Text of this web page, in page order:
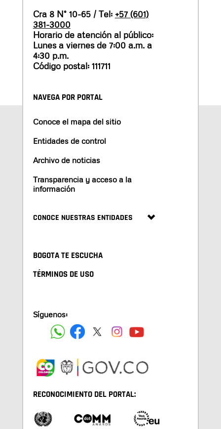
Cra 8 N° 10-65 / Tel: +57 (601)
381-3000
Horario de atención al público:
Lunes a viernes de 7:00 a.m. a
4:30 p.m.
Código postal: 111711
NAVEGA POR PORTAL
Conoce el mapa del sitio
Entidades de control
Archivo de noticias
Transparencia y acceso a la
información
CONOCE NUESTRAS ENTIDADES
BOGOTA TE ESCUCHA
TÉRMINOS DE USO
Síguenos:
RECONOCIMIENTO DEL PORTAL: